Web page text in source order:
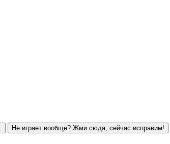
Не играет вообще? Жми сюда, сейчас исправим!